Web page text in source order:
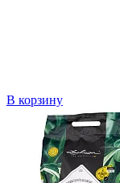
В корзину